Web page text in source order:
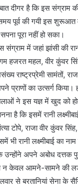
दीगर है कि इस
पूर्व की गयी इस
पूरा नहीं हो सका।
संग्राम में जहां झांसी की
हजरत महल, वीर कुंवर
राष्ट्रप्रेमी सामंतों,
प्राणों का उत्सर्ग किया।
ने इस यज्ञ में खुद को
है कि इसमें रानी
टोपे, राजा वीर कुंवर
भी रानी लक्ष्मीबाई का
उन्होंने अपने अबोध दत्तक
केवल आमने-सामने की
से बरतानियां सेना के